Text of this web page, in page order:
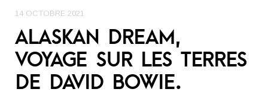
14 OCTOBRE 2021
ALASKAN DREAM,
VOYAGE SUR LES TERRES
DE DAVID BOWIE.